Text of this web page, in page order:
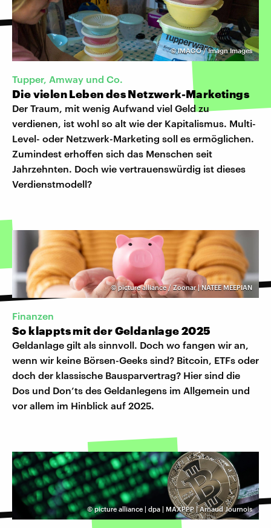
©IMAGO / Imagn Images
Tupper, Amway und Co.
Die vielen Leben des Netzwerk-Marketings
Der Traum, mit wenig Aufwand viel Geld zu
verdienen, ist wohl so alt wie der Kapitalismus. Multi-
Level- oder Netzwerk-Marketing soll es ermöglichen.
Zumindest erhoffen sich das Menschen seit
Jahrzehnten. Doch wie vertrauenswürdig ist dieses
Verdienstmodell?
©picture alliance / Zoonar | NATEE MEEPIAN
Finanzen
So klappts mit der Geldanlage 2025
Geldanlage gilt als sinnvoll. Doch wo fangen wir an,
wenn wir keine Börsen-Geeks sind? Bitcoin, ETFs oder
doch der klassische Bausparvertrag? Hier sind die
Dos und Don’ts des Geldanlegens im Allgemein und
vor allem im Hinblick auf 2025.
©picture alliance | dpa | MAXPPP | Arnaud Journois